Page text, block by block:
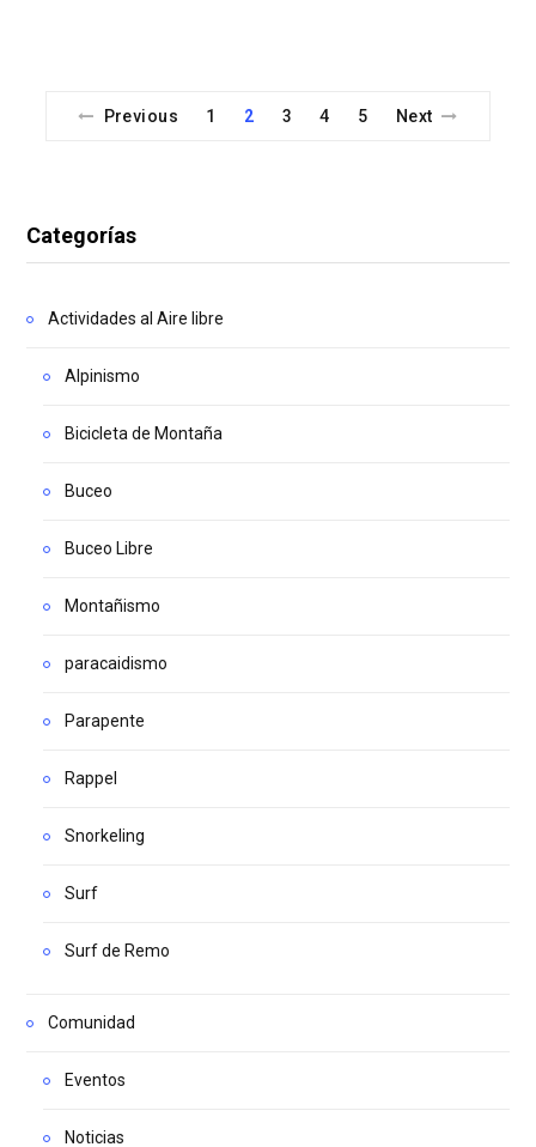
Previous 1 2 3 4 5 Next
Categorías
Actividades al Aire libre
Alpinismo
Bicicleta de Montaña
Buceo
Buceo Libre
Montañismo
paracaidismo
Parapente
Rappel
Snorkeling
Surf
Surf de Remo
Comunidad
Eventos
Noticias